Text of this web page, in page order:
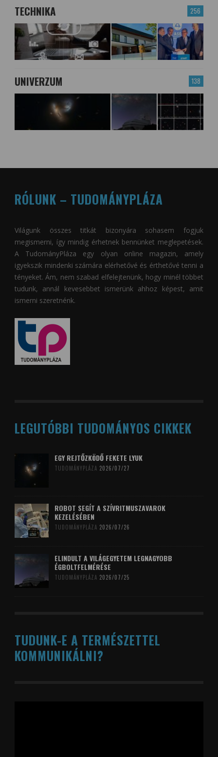
256
TECHNIKA
138
UNIVERZUM
RÓLUNK – TUDOMÁNYPLÁZA
Világunk összes titkát bizonyára sohasem fogjuk
megismerni, így mindig érhetnek bennünket meglepetések.
A TudományPláza egy olyan online magazin, amely
igyekszik mindenki számára elérhetővé és érthetővé tenni a
tényeket. Ám, nem szabad elfelejtenünk, hogy minél többet
tudunk, annál kevesebbet ismerünk ahhoz képest, amit
ismerni szeretnénk.
LEGUTÓBBI TUDOMÁNYOS CIKKEK
EGY REJTŐZKÖDŐ FEKETE LYUK
TUDOMÁNYPLÁZA 2026/07/27
ROBOT SEGÍT A SZÍVRITMUSZAVAROK
KEZELÉSÉBEN
TUDOMÁNYPLÁZA 2026/07/26
ELINDULT A VILÁGEGYETEM LEGNAGYOBB
ÉGBOLTFELMÉRÉSE
TUDOMÁNYPLÁZA 2026/07/25
TUDUNK-E A TERMÉSZETTEL
KOMMUNIKÁLNI?